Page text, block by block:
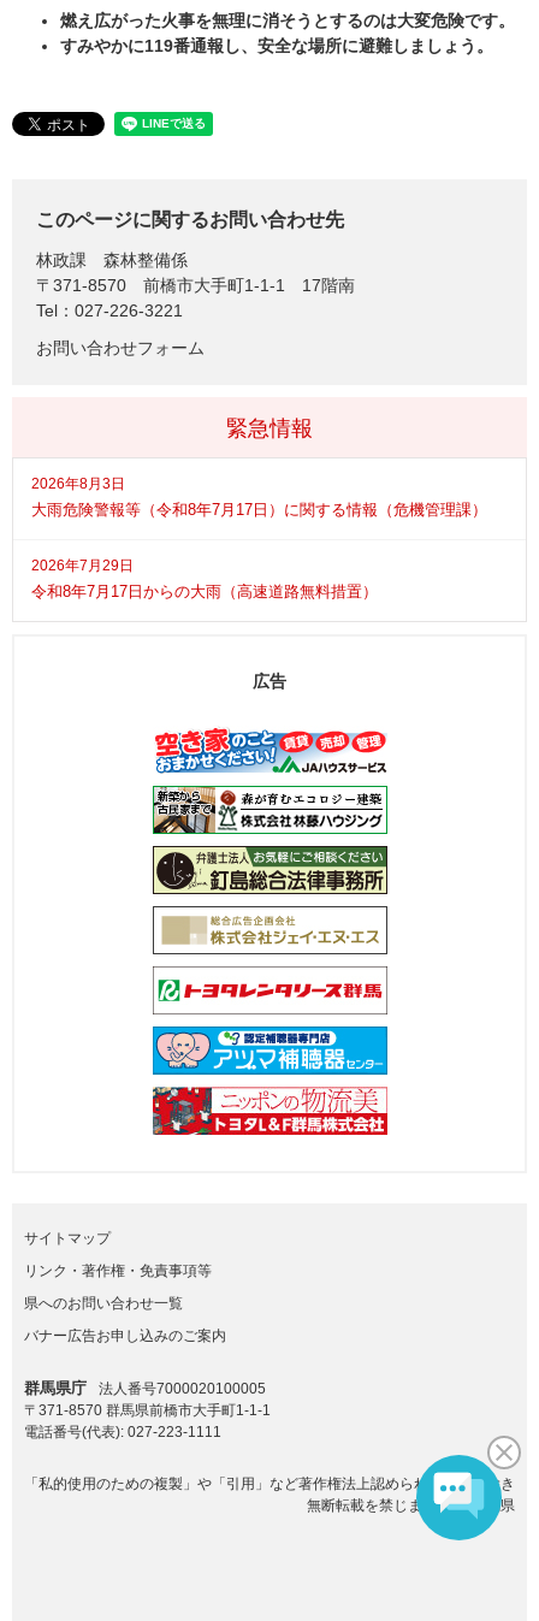
燃え広がった火事を無理に消そうとするのは大変危険です。
すみやかに119番通報し、安全な場所に避難しましょう。
このページに関するお問い合わせ先
林政課
森林整備係
〒371-8570
前橋市大手町1-1-1 17階南
Tel：027-226-3221
お問い合わせフォーム
緊急情報
2026年8月3日
大雨危険警報等（令和8年7月17日）に関する情報（危機管理課）
2026年7月29日
令和8年7月17日からの大雨（高速道路無料措置）
広告
サイトマップ
リンク・著作権・免責事項等
県へのお問い合わせ一覧
バナー広告お申し込みのご案内
群馬県庁
法人番号7000020100005
〒371-8570 群馬県前橋市大手町1-1-1
電話番号(代表): 027-223-1111
「私的使用のための複製」や「引用」など著作権法上認められた場合を除き
無断転載を禁じます。(C)群馬県